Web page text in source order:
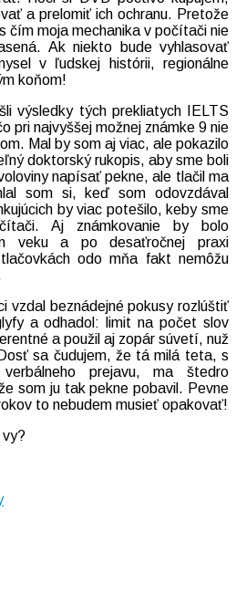
a prelomiť ich ochranu. Pretože
čím moja mechanika v počítači nie
Ak niekto bude vyhlasovať
v ľudskej histórii, regionálne
koňom!
výsledky tých prekliatych IELTS
pri najvyššej možnej známke 9 nie
Mal by som aj viac, ale pokazilo
doktorský rukopis, aby sme boli
napísať pekne, ale tlačil ma
som si, keď som odovzdával
by viac potešilo, keby sme
Aj známkovanie by bolo
veku a po desaťročnej praxi
odo mňa fakt nemôžu
vzdal beznádejné pokusy rozlúštiť
a odhadol: limit na počet slov
a použil aj zopár súvetí, nuž
sa čudujem, že tá milá teta, s
prejavu, ma štedro
som ju tak pekne pobavil. Pevne
to nebudem musieť opakovať!
vy?